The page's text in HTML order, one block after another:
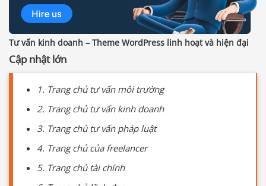
Tư vấn kinh doanh – Theme WordPress linh hoạt và hiện đại
Cập nhật lớn
1. Trang chủ tư vấn môi trường
2. Trang chủ tư vấn kinh doanh
3. Trang chủ tư vấn pháp luật
4. Trang chủ của freelancer
5. Trang chủ tài chính